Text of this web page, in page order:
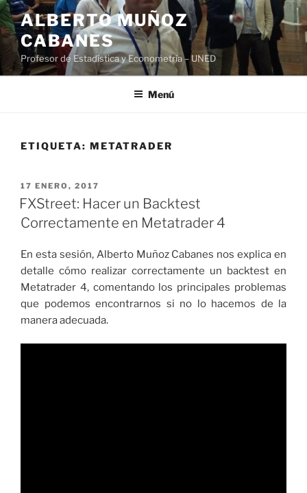
Saltar
al
contenido
ALBERTO MUÑOZ
CABANES
Profesor de Estadística y Econometría – UNED
Menú
ETIQUETA: METATRADER
PUBLICADO
EL
17 ENERO, 2017
FXStreet: Hacer un Backtest
Correctamente en Metatrader 4
En esta sesión, Alberto Muñoz Cabanes nos explica en
detalle cómo realizar correctamente un backtest en
Metatrader 4, comentando los principales problemas
que podemos encontrarnos si no lo hacemos de la
manera adecuada.